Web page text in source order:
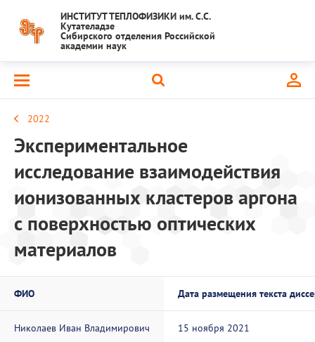
ИНСТИТУТ ТЕПЛОФИЗИКИ им. С.С.
Кутателадзе
Сибирского отделения Российской
академии наук
2022
Экспериментальное
исследование взаимодействия
ионизованных кластеров аргона
с поверхностью оптических
материалов
ФИО
Николаев Иван Владимирович
Дата размещения текста
15 ноября 2021